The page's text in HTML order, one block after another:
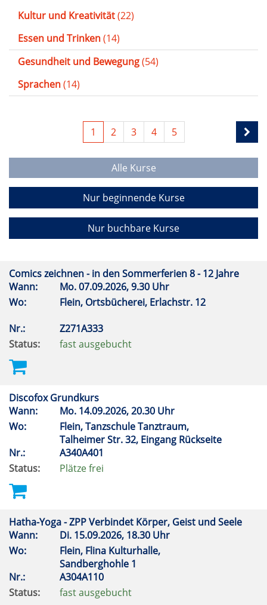
Kultur und Kreativität(22)
Essen und Trinken(14)
Gesundheit und Bewegung(54)
Sprachen(14)
1 2 3 4 5
Alle Kurse
Nur beginnende Kurse
Nur buchbare Kurse
Comics zeichnen - in den Sommerferien 8 - 12 Jahre
Wann:
Mo.07.09.2026, 9.30 Uhr
Wo:
Flein, Ortsbücherei, Erlachstr. 12
Nr.:
Z271A333
Status:
fast ausgebucht
Discofox Grundkurs
Wann:
Mo. 14.09.2026, 20.30 Uhr
Wo:
Flein, Tanzschule Tanztraum,
Talheimer Str. 32, Eingang Rückseite
Nr.:
A340A401
Status:
Plätze frei
Hatha-Yoga - ZPP Verbindet Körper, Geist und Seele
Wann:
Di. 15.09.2026, 18.30 Uhr
Wo:
Flein, Flina Kulturhalle,
Sandberghohle 1
Nr.:
A304A110
Status:
fast ausgebucht